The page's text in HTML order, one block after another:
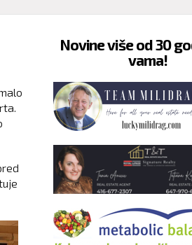
Novine više od 30
vama!